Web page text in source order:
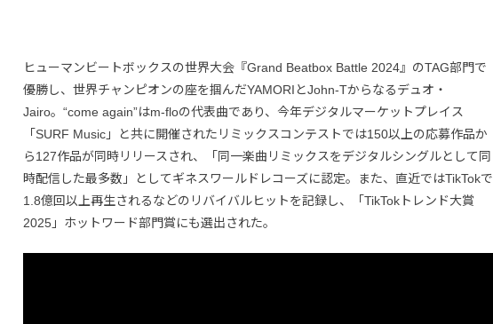
ヒューマンビートボックスの世界大会『Grand Beatbox Battle 2024』のTAG部門で
優勝し、世界チャンピオンの座を掴んだYAMORIとJohn-Tからなるデュオ・
Jairo。“come again”はm-floの代表曲であり、今年デジタルマーケットプレイス
「SURF Music」と共に開催されたリミックスコンテストでは150以上の応募作品か
ら127作品が同時リリースされ、「同一楽曲リミックスをデジタルシングルとして同
時配信した最多数」としてギネスワールドレコーズに認定。また、直近ではTikTokで
1.8億回以上再生されるなどのリバイバルヒットを記録し、「TikTokトレンド大賞
2025」ホットワード部門賞にも選出された。